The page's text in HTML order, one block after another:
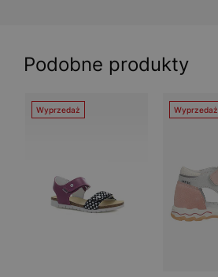
Podobne produkty
Wyprzedaż Wyprzedaż